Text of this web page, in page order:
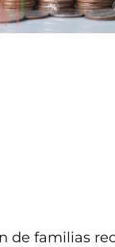
de familias